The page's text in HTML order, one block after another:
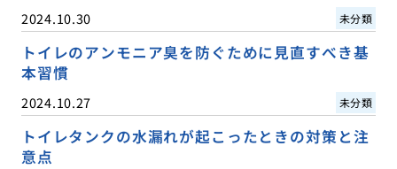
2024.10.30 未分類
トイレのアンモニア臭を防ぐために見直すべき基
本習慣
2024.10.27 未分類
トイレタンクの水漏れが起こったときの対策と注
意点